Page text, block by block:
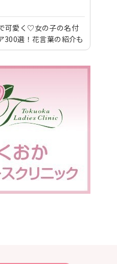
可愛く♡女の子の名付
300選！花言葉の紹介も